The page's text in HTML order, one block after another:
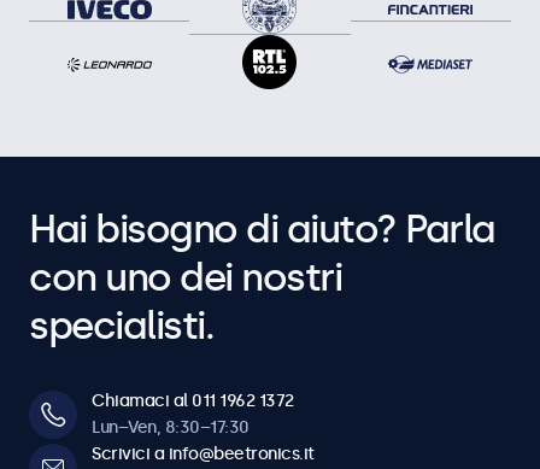
Hai bisogno di aiuto? Parla
con uno dei nostri
specialisti.
Chiamaci al 011 1962 1372
Lun–Ven, 8:30–17:30
Scrivici a info@beetronics.it